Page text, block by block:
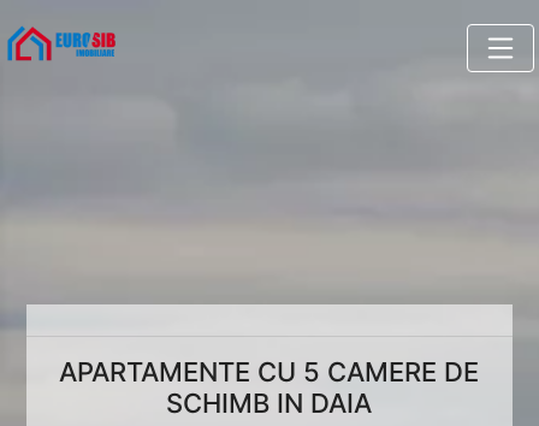
APARTAMENTE CU 5 CAMERE DE
SCHIMB IN DAIA